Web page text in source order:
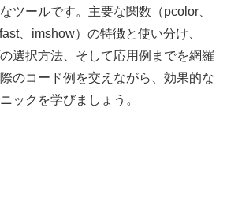
ツールです。主要な関数（pcolor、
、imshow）の特徴と使い分け、
選択方法、そして応用例までを網羅
のコード例を交えながら、効果的な
ックを学びましょう。